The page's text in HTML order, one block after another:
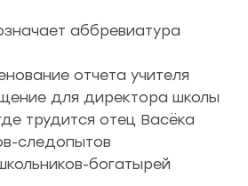
аббревиатура
отчета учителя
для директора школы
трудится отец Васёка
следопытов
богатырей